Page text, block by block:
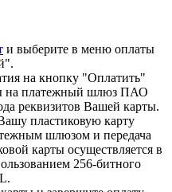
и выберите в меню оплаты
на кнопку "Оплатить"
на платежный шлюз ПАО
реквизитов Вашей карты.
пластиковую карту
шлюзом и передача
карты осуществляется в
256-битного